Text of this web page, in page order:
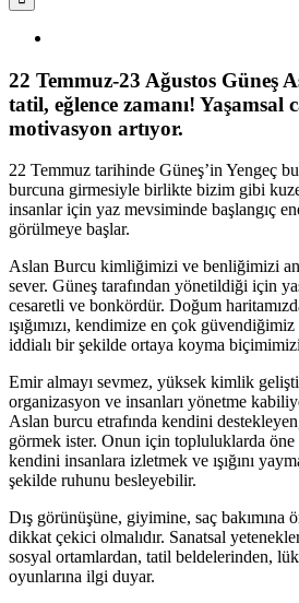
Image
22 Temmuz-23 Ağustos Güneş
tatil, eğlence zamanı! Yaşamsal
motivasyon artıyor.
22 Temmuz tarihinde Güneş’in Yengeç
burcuna girmesiyle birlikte bizim gibi
insanlar için yaz mevsiminde başlangıç
görülmeye başlar.
Aslan Burcu kimliğimizi ve benliğimizi
sever. Güneş tarafından yönetildiği için
cesaretli ve bonkördür. Doğum
ışığımızı, kendimize en çok
iddialı bir şekilde ortaya koyma
Emir almayı sevmez, yüksek kimlik
organizasyon ve insanları yönetme
Aslan burcu etrafında kendini
görmek ister. Onun için topluluklarda
kendini insanlara izletmek ve ışığını
şekilde ruhunu besleyebilir.
Dış görünüşüne, giyimine, saç bakımına
dikkat çekici olmalıdır. Sanatsal
sosyal ortamlardan, tatil beldelerinden,
oyunlarına ilgi duyar.